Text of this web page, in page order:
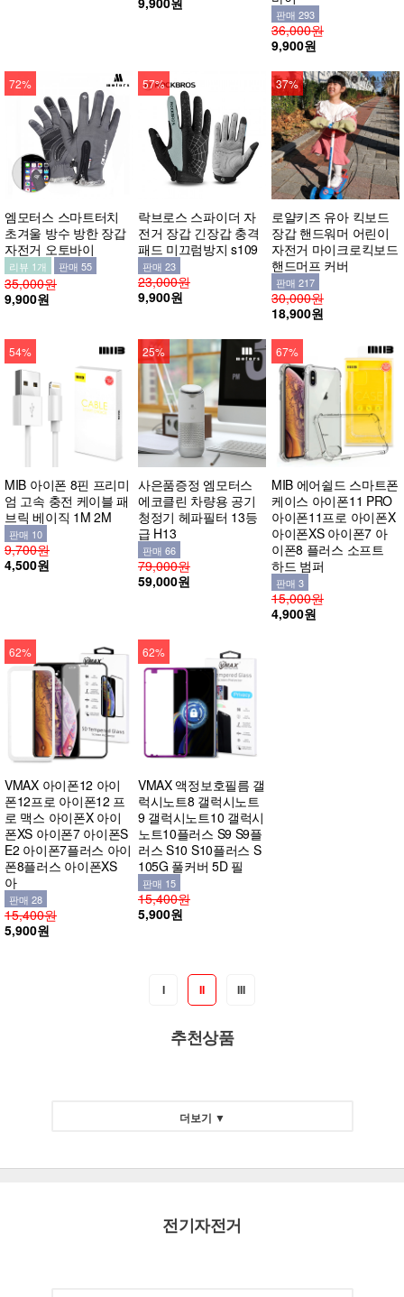
판매 293
36,000원
9,900원
72%
엠모터스 스마트터치
초겨울 방수 방한 장갑
자전거 오토바이
리뷰 1개 판매 55
35,000원
9,900원
57%
락브로스 스파이더 자
전거 장갑 긴장갑 충격
패드 미끄럼방지 s109
판매 23
23,000원
9,900원
37%
로얄키즈 유아 킥보드
장갑 핸드워머 어린이
자전거 마이크로킥보드
핸드머프 커버
판매 217
30,000원
18,900원
54%
MIB 아이폰 8핀 프리미
엄 고속 충전 케이블 패
브릭 베이직 1M 2M
판매 10
9,700원
4,500원
25%
사은품증정 엠모터스
에코클린 차량용 공기
청정기 헤파필터 13등
급 H13
판매 66
79,000원
59,000원
67%
MIB 에어쉴드 스마트폰
케이스 아이폰11 PRO
아이폰11프로 아이폰X
아이폰XS 아이폰7 아
이폰8 플러스 소프트
하드 범퍼
판매 3
15,000원
4,900원
62%
VMAX 아이폰12 아이
폰12프로 아이폰12 프
로 맥스 아이폰X 아이
폰XS 아이폰7 아이폰S
E2 아이폰7플러스 아이
폰8플러스 아이폰XS
아
판매 28
15,400원
5,900원
62%
VMAX 액정보호필름 갤
럭시노트8 갤럭시노트
9 갤럭시노트10 갤럭시
노트10플러스 S9 S9플
러스 S10 S10플러스 S
105G 풀커버 5D 필
판매 15
15,400원
5,900원
I II III
추천상품
더보기 ▼
전기자전거